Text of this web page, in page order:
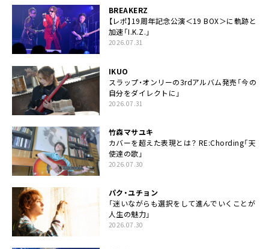
BREAKERZ
【レポ】19周年記念公演＜19 BOX＞に軌跡と
加速「I.K.Z.」
2026.07.31
IKUO
スラップ・オンリーの3rdアルバム発売「今の
自分をダイレクトに」
2026.07.31
竹森マサユキ
カバーを超えた表現とは？ RE:Chording「天
使達の歌」
2026.07.30
パク・ユチョン
「迷いながらも選択をして進んでいくことが
人生の魅力」
2026.07.30